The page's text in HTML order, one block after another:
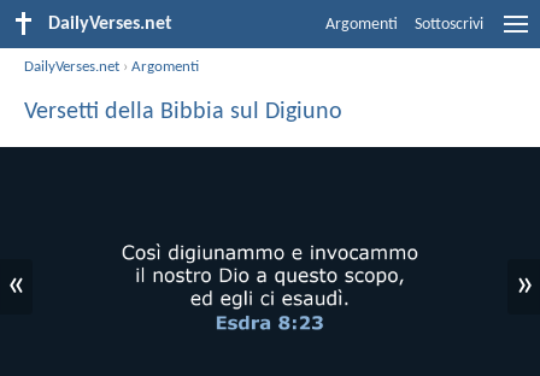
DailyVerses.net Argomenti Sottoscrivi
DailyVerses.net ›Argomenti
Versetti della Bibbia sul Digiuno
« »